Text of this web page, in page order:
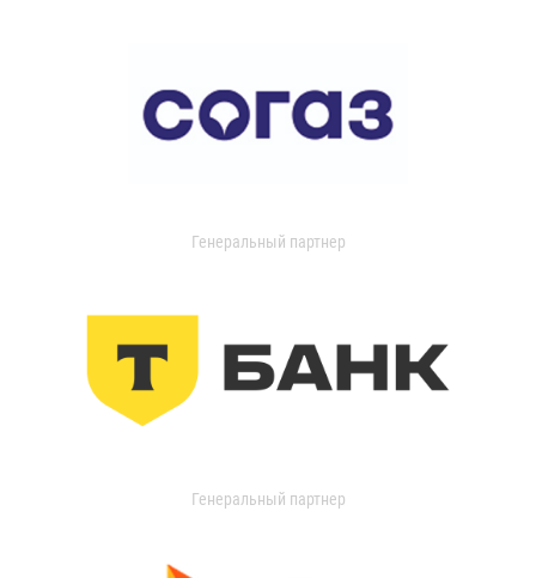
Генеральный партнер
Генеральный партнер